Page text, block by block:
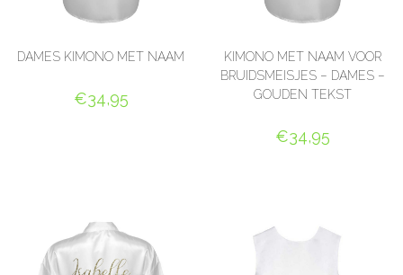
DAMES KIMONO MET NAAM
€34,95
KIMONO MET NAAM VOOR
BRUIDSMEISJES – DAMES –
GOUDEN TEKST
€34,95